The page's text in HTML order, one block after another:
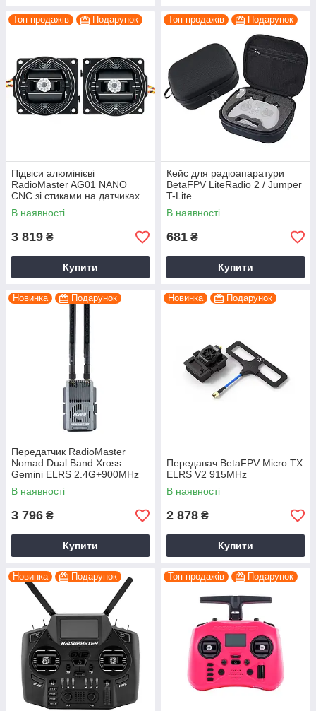
Топ продажів Подарунок
Підвіси алюмінієві
RadioMaster AG01 NANO
CNC зі стиками на датчиках
Холла для Pocket
В наявності
3 819 ₴
Купити
Топ продажів Подарунок
Кейс для радіоапаратури
BetaFPV LiteRadio 2 / Jumper
T-Lite
В наявності
681 ₴
Купити
Новинка Подарунок
Передатчик RadioMaster
Nomad Dual Band Xross
Gemini ELRS 2.4G+900MHz
TX (HP0157.0085)
В наявності
3 796 ₴
Купити
Новинка Подарунок
Передавач BetaFPV Micro TX
ELRS V2 915MHz
В наявності
2 878 ₴
Купити
Новинка Подарунок Топ продажів Подарунок